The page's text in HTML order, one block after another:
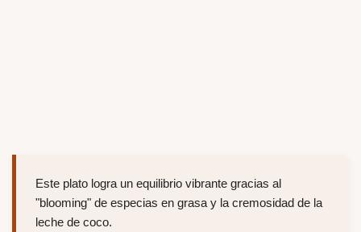
Este plato logra un equilibrio vibrante gracias al
"blooming" de especias en grasa y la cremosidad de la
leche de coco.